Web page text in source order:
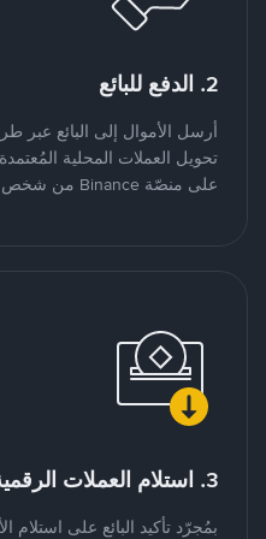
2. الدفع للبائع
أرسل الأموال إلى البائع عبر
تحويل العملات المحلية
على منصّة Binance من شخص لشخص.
3. استلام العملات الرقمية
بمُجرّد تأكيد البائع على استلام